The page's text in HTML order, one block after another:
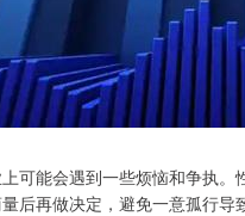
可能会遇到一些烦恼和争执
后再做决定，避免一意孤行